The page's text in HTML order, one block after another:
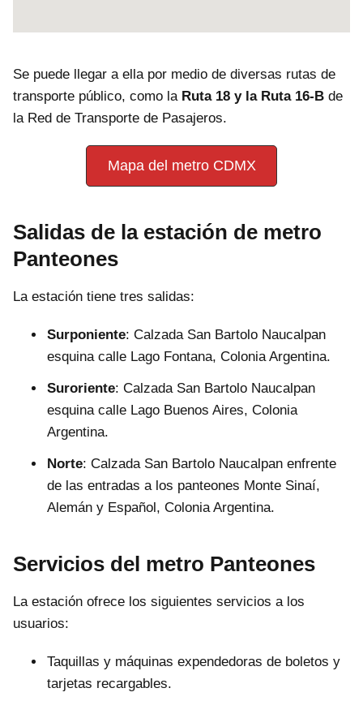
Se puede llegar a ella por medio de diversas rutas de
transporte público, como la Ruta 18 y la Ruta 16-B de
la Red de Transporte de Pasajeros.
Mapa del metro CDMX
Salidas de la estación de metro
Panteones
La estación tiene tres salidas:
Surponiente: Calzada San Bartolo Naucalpan
esquina calle Lago Fontana, Colonia Argentina.
Suroriente: Calzada San Bartolo Naucalpan
esquina calle Lago Buenos Aires, Colonia
Argentina.
Norte: Calzada San Bartolo Naucalpan enfrente
de las entradas a los panteones Monte Sinaí,
Alemán y Español, Colonia Argentina.
Servicios del metro Panteones
La estación ofrece los siguientes servicios a los
usuarios:
Taquillas y máquinas expendedoras de boletos y
tarjetas recargables.